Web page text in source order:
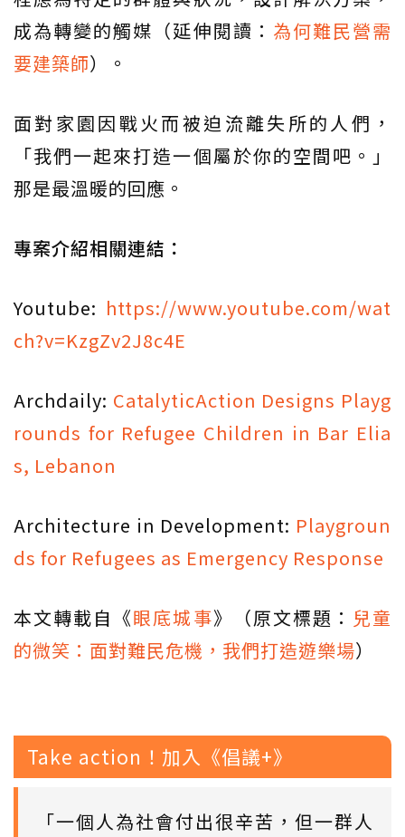
成為轉變的觸媒（延伸閱讀： 為何難民營需
要建築師）。
面對家園因戰火而被迫流離失所的人們，
「我們一起來打造一個屬於你的空間吧。」
那是最溫暖的回應。
專案介紹相關連結：
Youtube: https://www.youtube.com/wat
ch?v=KzgZv2J8c4E
Archdaily: CatalyticAction Designs Playg
rounds for Refugee Children in Bar Elia
s, Lebanon
Architecture in Development: Playgroun
ds for Refugees as Emergency Response
本文轉載自《眼底城事》（原文標題： 兒童
的微笑：面對難民危機，我們打造遊樂場）
Take action！加入《倡議+》
「一個人為社會付出很辛苦，但一群人